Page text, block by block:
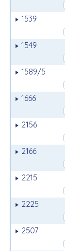
1539
1549
1589/5
1666
2156
2166
2215
2225
2507